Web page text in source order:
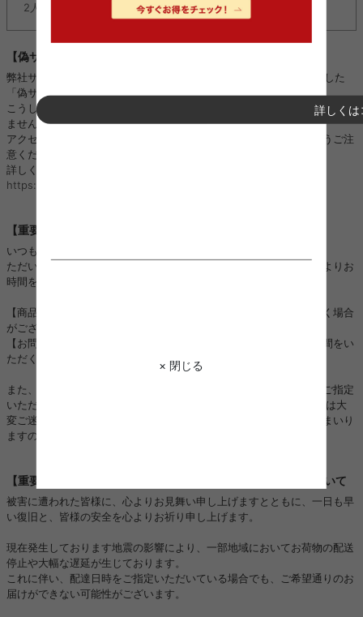
詳しくは
× 閉じる
2人掛けソファ『Moss(モス)』に新カラー追加しました。
【偽サイトにご注意ください】
弊社サイトのロゴ・画像などを不正に使用し、kagu350になりすました
「偽サイト」や「偽SNSアカウント」を複数確認しております。
こうした「偽サイト」「偽SNSアカウント」は、当店と全く関係がござい
ません。
アクセス、ご注文、お振り込み、個人情報のやり取りをされないようご注
意ください。
詳しくはこちら：
https://kagu350.com/phishing
【重要】ご注文集中に伴う対応遅延のお詫びとお知らせ
いつも当店をご利用いただき誠にありがとうございます。
ただいまご注文が大変集中しており、以下の対応につきまして通常よりお
時間をいただく場合がございます。
【商品の発送】：順次進めておりますが、通常よりお時間をいただく場合
がございます。
【お問い合わせ対応】：順次進めておりますが、ご回答までにお時間をい
ただく場合がございます。
また、一部地域におきましては運送会社の配送状況の影響により、ご指定
いただいた日時通りにお届けできない場合がございます。 お客様には大
変ご迷惑をおかけいたしますが、一日も早く対応できるよう努めてまいり
ますので、何卒ご理解とご協力を賜りますようお願い申し上げます。
【重要】熊本地震に伴うお荷物のお届けとお盆期間の配送について
被害に遭われた皆様に、心よりお見舞い申し上げますとともに、一日も早
い復旧と、皆様の安全を心よりお祈り申し上げます。
現在発生しております地震の影響により、一部地域においてお荷物の配送
停止や大幅な遅延が生じております。
これに伴い、配達日時をご指定いただいている場合でも、ご希望通りのお
届けができない可能性がございます。